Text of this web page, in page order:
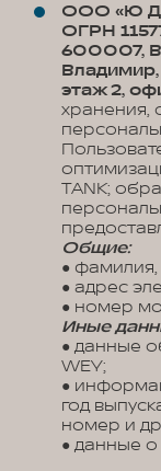
ООО «Ю
ОГРН
600007,
Владимир,
этаж 2,
хранения,
TANK;
Общие:
● фамилия,
● адрес
● номер
Иные
● данные
WEY;
●
год
номер и
● данные